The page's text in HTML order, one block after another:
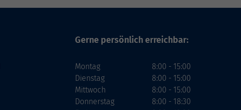
Gerne persönlich erreichbar:
Montag
Dienstag
Mittwoch
Donnerstag
8:00 - 15:00
8:00 - 15:00
8:00 - 15:00
8:00 - 18:30